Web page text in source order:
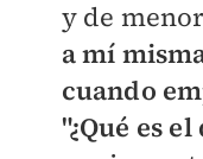
y de
a mí
cuando
"¿Qué es